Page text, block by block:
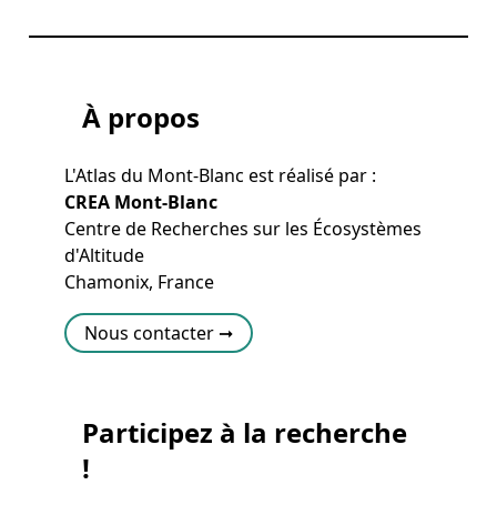
À propos
L'Atlas du Mont-Blanc est réalisé par :
CREA Mont-Blanc
Centre de Recherches sur les Écosystèmes
d'Altitude
Chamonix, France
Nous contacter ➞
Participez à la recherche
!